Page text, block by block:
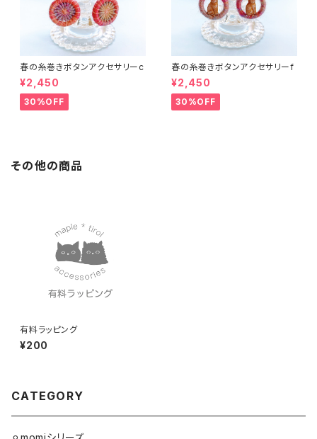
春の糸巻きボタンアクセサリーc
¥2,450
30%OFF
春の糸巻きボタンアクセサリーf
¥2,450
30%OFF
その他の商品
有料ラッピング
¥200
CATEGORY